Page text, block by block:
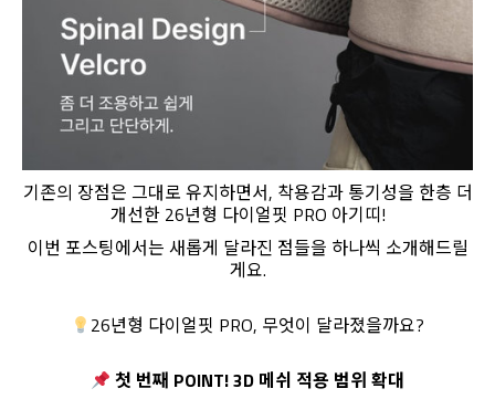
기존의 장점은 그대로 유지하면서, 착용감과 통기성을 한층 더
개선한 26년형 다이얼핏 PRO 아기띠!
이번 포스팅에서는 새롭게 달라진 점들을 하나씩 소개해드릴
게요.
26년형 다이얼핏 PRO, 무엇이 달라졌을까요?
첫 번째 POINT! 3D 메쉬 적용 범위 확대